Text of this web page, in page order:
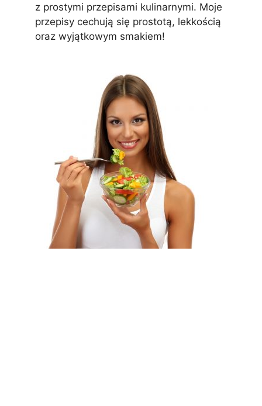
z prostymi przepisami kulinarnymi. Moje
przepisy cechują się prostotą, lekkością
oraz wyjątkowym smakiem!